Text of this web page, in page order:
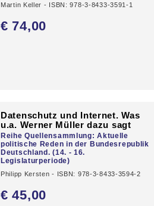
Martin Keller - ISBN: 978-3-8433-3591-1
€ 74,00
Datenschutz und Internet. Was
u.a. Werner Müller dazu sagt
Reihe Quellensammlung: Aktuelle
politische Reden in der Bundesrepublik
Deutschland. (14. - 16.
Legislaturperiode)
Philipp Kersten - ISBN: 978-3-8433-3594-2
€ 45,00